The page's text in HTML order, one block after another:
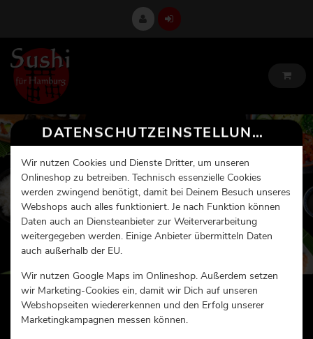
DATENSCHUTZEINSTELLUNGEN
Wir nutzen Cookies und Dienste Dritter, um unseren
Onlineshop zu betreiben. Technisch essenzielle Cookies
werden zwingend benötigt, damit bei Deinem Besuch unseres
Webshops auch alles funktioniert. Je nach Funktion können
Daten auch an Diensteanbieter zur Weiterverarbeitung
weitergegeben werden. Einige Anbieter übermitteln Daten
auch außerhalb der EU.
Wir nutzen Google Maps im Onlineshop. Außerdem setzen
wir Marketing-Cookies ein, damit wir Dich auf unseren
Webshopseiten wiedererkennen und den Erfolg unserer
Marketingkampagnen messen können.